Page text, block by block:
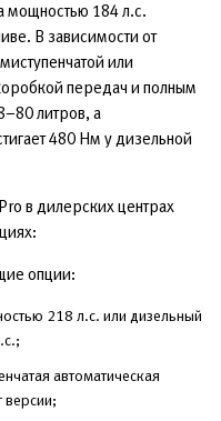
мощностью 184 л.с.
В зависимости от
или
передач и полным
литров, а
480 Нм у дизельной
в дилерских центрах
опции:
218 л.с. или дизельный
автоматическая
версии;